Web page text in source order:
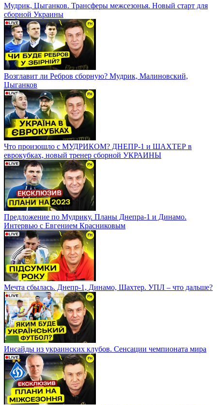
Мудрик, Цыганков. Трансферы межсезонья. Новый старт для
сборной Украины
Возглавит ли Ребров сборную? Мудрик, Малиновский,
Цыганков
Что произошло с МУДРИКОМ? ДНЕПР-1 и ШАХТЕР в
еврокубках, новый тренер сборной УКРАИНЫ
Предложение по Мудрику. Планы Днепра-1 и Динамо.
Интервью с Евгением Красниковым
Мечта сбылась. Днепр-1, Динамо, Шахтер. УПЛ – что дальше?
Инсайды из украинских клубов. Сенсации чемпионата мира